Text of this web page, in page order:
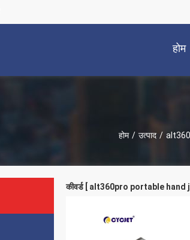
होम
होम / उत्पाद /
कीवर्ड [ alt360pro portable